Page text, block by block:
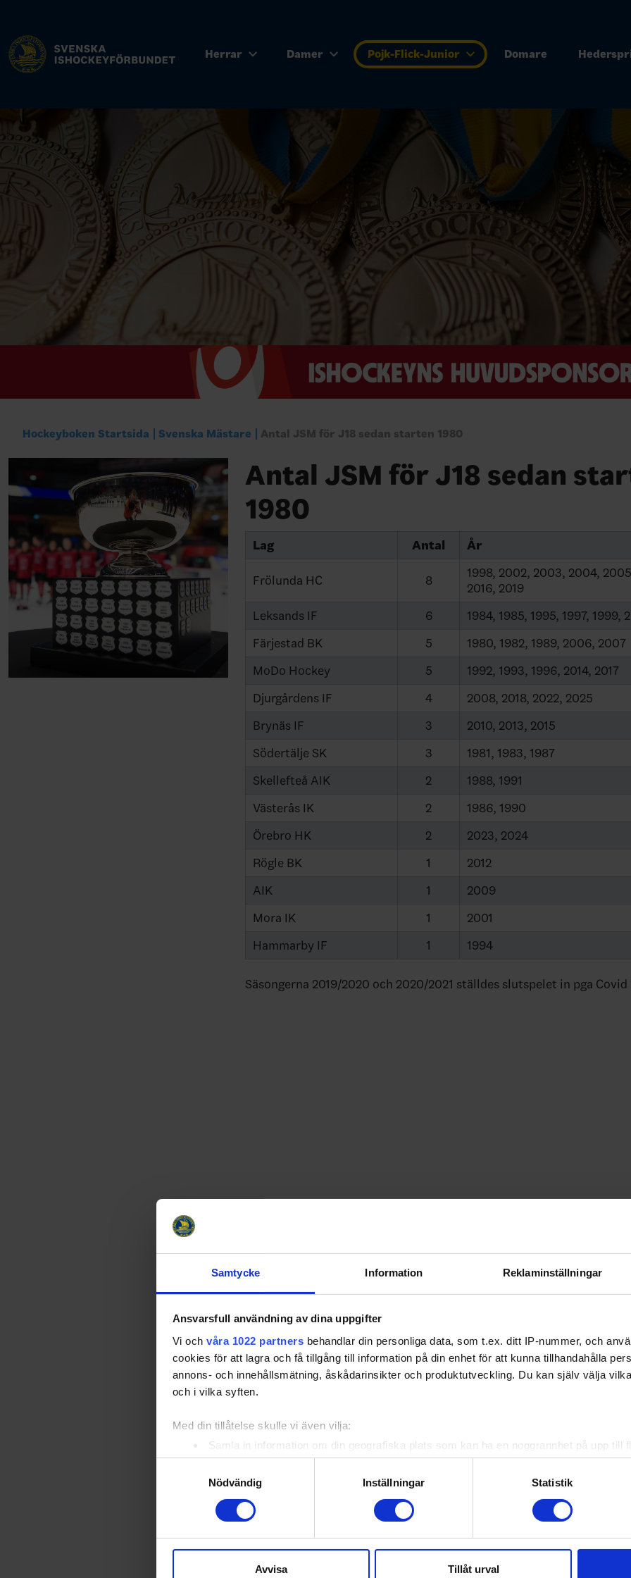
Samtycke Information Reklaminställningar
Ansvarsfull användning av dina uppgifter
Vi och våra 1022 partners behandlar din personliga data, som t.ex. ditt IP-nummer, och
cookies för att lagra och få tillgång till information på din enhet för att kunna tillhandahålla
annons- och innehållsmätning, åskådarinsikter och produktutveckling. Du kan själv välja
och i vilka syften.
Med din tillåtelse skulle vi även vilja:
Samla in information om din geografiska plats som kan ha en noggrannhet på upp till
Identifiera din enhet genom att aktivt skanna den för specifika kännetecken
Ta reda på mer om hur dina personliga uppgifter behandlas och ställ in dina preferenser i
eller dra tillbaka ditt samtycke när som helst från cookie-förklaringen.
sociala medier och analysera vår trafik. Vi vidarebefordrar även sådana identifierare och
till de sociala medier och annons- och analysföretag som vi samarbetar med. Dessa kan i
Nödvändig
Inställningar Statistik
Avvisa Tillåt urval
Herrar Damer Pojk-Flick-Junior Domare
Hockeyboken Startsida Svenska Mästare Antal JSM för J18 sedan starten 1980
Antal JSM för J18 sedan
1980
Lag Antal År
Frölunda HC 8
1998, 2002, 2003, 2004,
2016, 2019
Leksands IF
6
1984, 1985, 1995, 1997, 1999,
Färjestad BK
5
1980, 1982, 1989, 2006, 2007
MoDo Hockey
5
1992, 1993, 1996, 2014, 2017
Djurgårdens IF
4
2008, 2018, 2022, 2025
Brynäs IF
3
2010, 2013, 2015
Södertälje SK
3
1981, 1983, 1987
Skellefteå AIK
2
1988, 1991
Västerås IK
2
1986, 1990
Örebro HK
2
2023, 2024
Rögle BK
1
2012
AIK
1
2009
Mora IK
1
2001
Hammarby IF
1 1994
Säsongerna 2019/2020 och 2020/2021 ställdes slutspelet in pga Covid